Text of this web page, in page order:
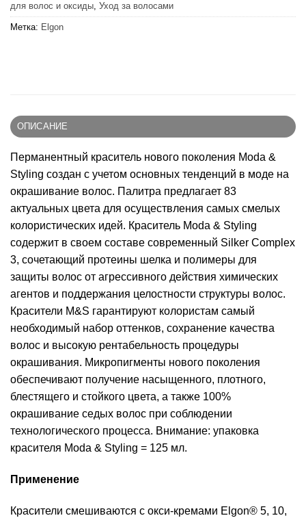
для волос и оксиды, Уход за волосами
Метка: Elgon
ОПИСАНИЕ
Перманентный краситель нового поколения Moda &
Styling создан с учетом основных тенденций в моде на
окрашивание волос. Палитра предлагает 83
актуальных цвета для осуществления самых смелых
колористических идей. Краситель Moda & Styling
содержит в своем составе современный Silker Complex
3, сочетающий протеины шелка и полимеры для
защиты волос от агрессивного действия химических
агентов и поддержания целостности структуры волос.
Красители M&S гарантируют колористам самый
необходимый набор оттенков, сохранение качества
волос и высокую рентабельность процедуры
окрашивания. Микропигменты нового поколения
обеспечивают получение насыщенного, плотного,
блестящего и стойкого цвета, а также 100%
окрашивание седых волос при соблюдении
технологического процесса. Внимание: упаковка
красителя Moda & Styling = 125 мл.
Применение
Красители смешиваются с окси-кремами Elgon® 5, 10,